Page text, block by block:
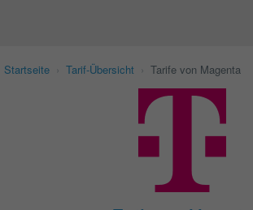
Startseite Tarif-Übersicht Tarife von Magenta